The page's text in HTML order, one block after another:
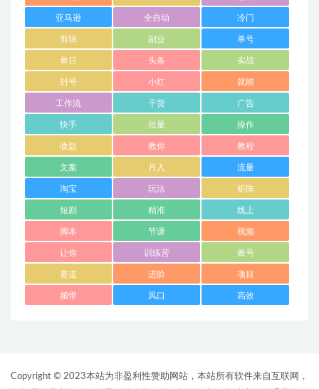
亚马逊 全自动 冷门
剪辑 副业 单号
单日 头条 实战
封号 小红 就能
工作流 干货 广告
快手 批量 操作
收益 教你 教程
文案 月入 流量
淘宝 玩法 矩阵
短剧 精准 线上
脚本 节课 视频
让你 训练营 账号
赛道 进阶 项目
频带 风口 高效
Copyright © 2023本站为非盈利性赞助网站，本站所有软件来自互联网，